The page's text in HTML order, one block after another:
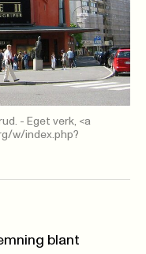
- Eget verk, <a
w/index.php?
blant